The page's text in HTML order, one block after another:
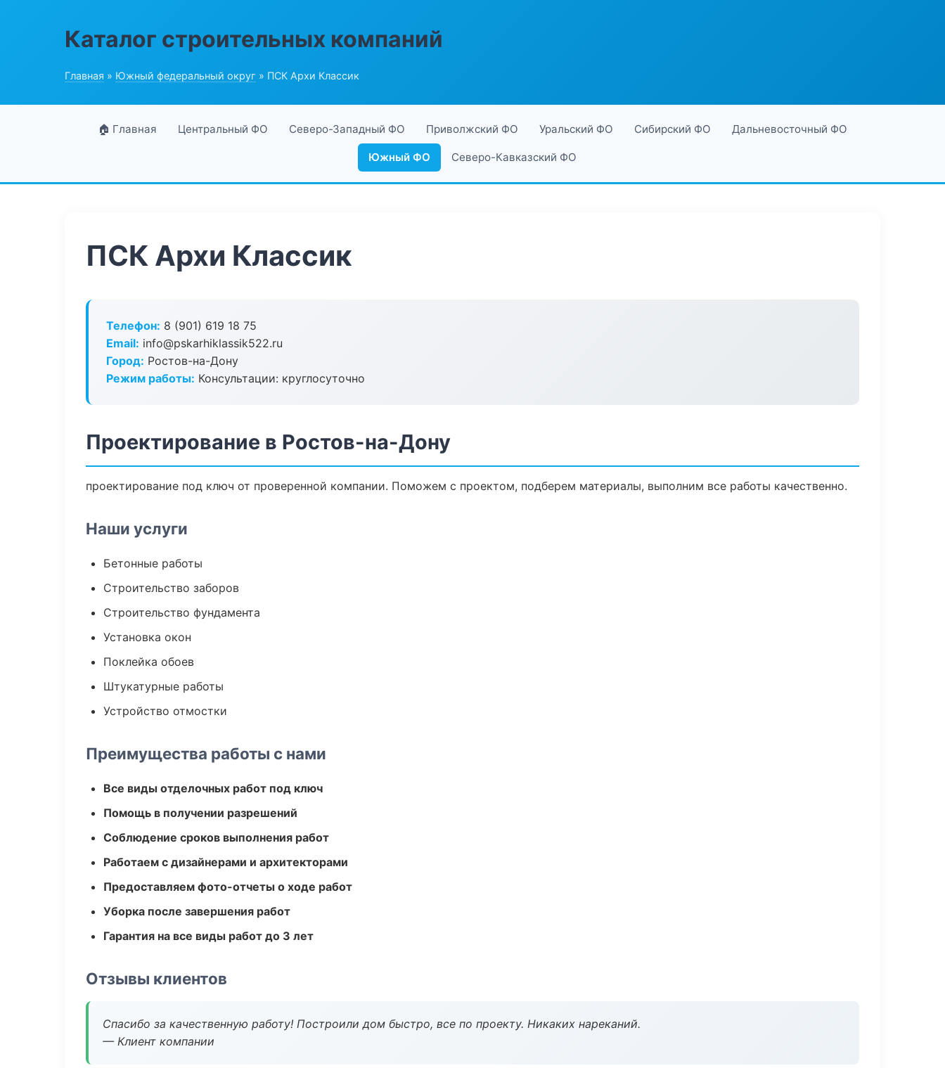
Каталог строительных компаний
Главная » Южный федеральный округ » ПСК Архи Классик
🏠 Главная Центральный ФО Северо-Западный ФО Приволжский ФО Уральский ФО Сибирский ФО Дальневосточный ФО
Южный ФО Северо-Кавказский ФО
ПСК Архи Классик
Телефон: 8 (901) 619 18 75
Email: info@pskarhiklassik522.ru
Город: Ростов-на-Дону
Режим работы: Консультации: круглосуточно
Проектирование в Ростов-на-Дону
проектирование под ключ от проверенной компании. Поможем с проектом, подберем материалы, выполним все работы качественно.
Наши услуги
Бетонные работы
Строительство заборов
Строительство фундамента
Установка окон
Поклейка обоев
Штукатурные работы
Устройство отмостки
Преимущества работы с нами
Все виды отделочных работ под ключ
Помощь в получении разрешений
Соблюдение сроков выполнения работ
Работаем с дизайнерами и архитекторами
Предоставляем фото-отчеты о ходе работ
Уборка после завершения работ
Гарантия на все виды работ до 3 лет
Отзывы клиентов
Спасибо за качественную работу! Построили дом быстро, все по проекту. Никаких нареканий.
— Клиент компании